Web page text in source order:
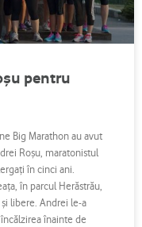
pentru
Big Marathon au avut
Roşu, maratonistul
în cinci ani.
în parcul Herăstrău,
libere. Andrei le-a
înainte de